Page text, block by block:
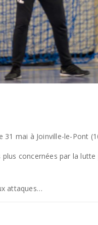
mai à Joinville-le-Pont
concernées par la
attaques…